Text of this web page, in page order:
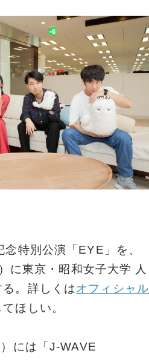
特別公演「EYE」を、
に東京・昭和女子大学 人
。詳しくはオフィシャル
ほしい。
には「J-WAVE